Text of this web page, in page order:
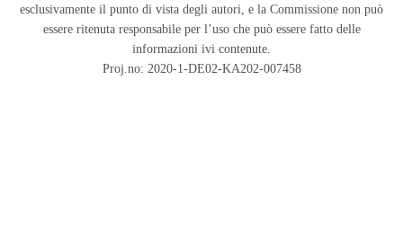
esclusivamente il punto di vista degli autori, e la Commissione non può
essere ritenuta responsabile per l’uso che può essere fatto delle
informazioni ivi contenute.
Proj.no: 2020-1-DE02-KA202-007458